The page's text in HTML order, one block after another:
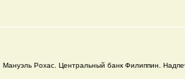
Мануэль Рохас. Центральный банк Филиппин.